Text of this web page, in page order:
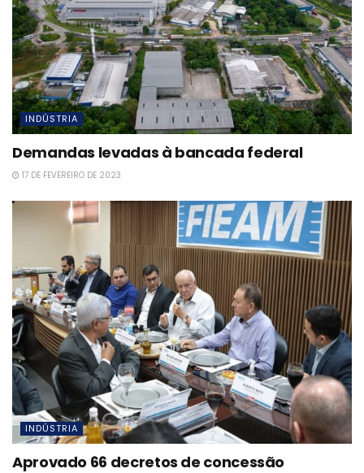
INDÚSTRIA
Demandas levadas à bancada federal
17 DE FEVEREIRO DE 2023
INDÚSTRIA
Aprovado 66 decretos de concessão